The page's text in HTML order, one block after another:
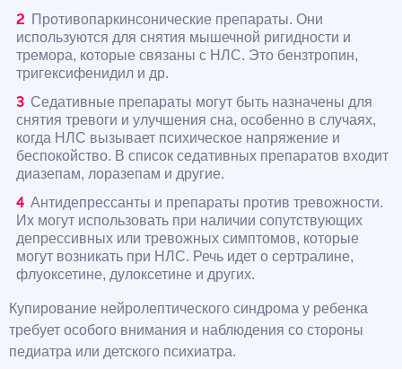
Противопаркинсонические препараты. Они
используются для снятия мышечной ригидности и
тремора, которые связаны с НЛС. Это бензтропин,
тригексифенидил и др.
Седативные препараты могут быть назначены для
снятия тревоги и улучшения сна, особенно в случаях,
когда НЛС вызывает психическое напряжение и
беспокойство. В список седативных препаратов входит
диазепам, лоразепам и другие.
Антидепрессанты и препараты против тревожности.
Их могут использовать при наличии сопутствующих
депрессивных или тревожных симптомов, которые
могут возникать при НЛС. Речь идет о сертралине,
флуоксетине, дулоксетине и других.
Купирование нейролептического синдрома у ребенка
требует особого внимания и наблюдения со стороны
педиатра или детского психиатра.